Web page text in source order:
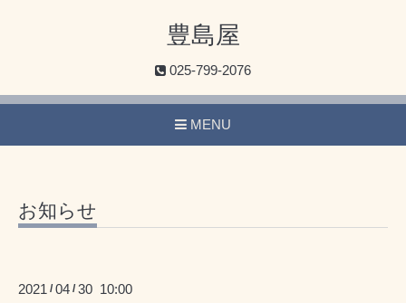
豊島屋
025-799-2076
MENU
お知らせ
2021 /04 /30 10:00